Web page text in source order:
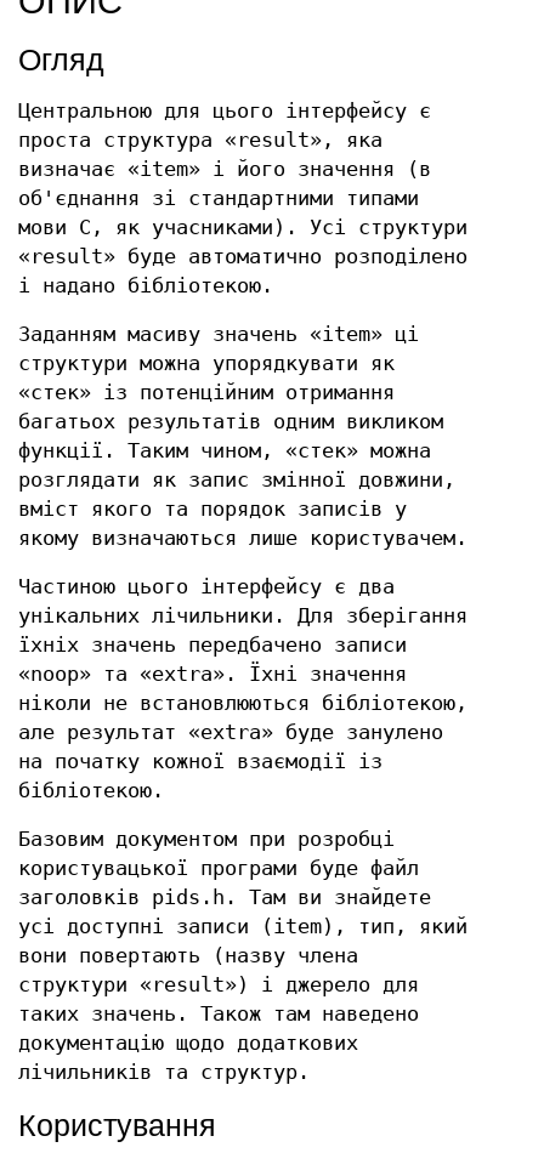
Огляд
Центральною для цього інтерфейсу є
проста структура «result», яка
визначає «item» і його значення (в
об'єднання зі стандартними типами
мови C, як учасниками). Усі структури
«result» буде автоматично розподілено
і надано бібліотекою.
Заданням масиву значень «item» ці
структури можна упорядкувати як
«стек» із потенційним отримання
багатьох результатів одним викликом
функції. Таким чином, «стек» можна
розглядати як запис змінної довжини,
вміст якого та порядок записів у
якому визначаються лише користувачем.
Частиною цього інтерфейсу є два
унікальних лічильники. Для зберігання
їхніх значень передбачено записи
«noop» та «extra». Їхні значення
ніколи не встановлюються бібліотекою,
але результат «extra» буде занулено
на початку кожної взаємодії із
бібліотекою.
Базовим документом при розробці
користувацької програми буде файл
заголовків pids.h. Там ви знайдете
усі доступні записи (item), тип, який
вони повертають (назву члена
структури «result») і джерело для
таких значень. Також там наведено
документацію щодо додаткових
лічильників та структур.
Користування